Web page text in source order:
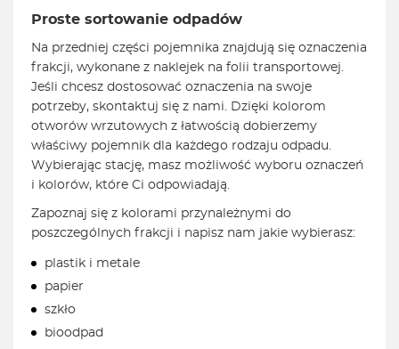
Proste sortowanie odpadów
Na przedniej części pojemnika znajdują się oznaczenia
frakcji, wykonane z naklejek na folii transportowej.
Jeśli chcesz dostosować oznaczenia na swoje
potrzeby, skontaktuj się z nami. Dzięki kolorom
otworów wrzutowych z łatwością dobierzemy
właściwy pojemnik dla każdego rodzaju odpadu.
Wybierając stację, masz możliwość wyboru oznaczeń
i kolorów, które Ci odpowiadają.
Zapoznaj się z kolorami przynależnymi do
poszczególnych frakcji i napisz nam jakie wybierasz:
plastik i metale
papier
szkło
bioodpad